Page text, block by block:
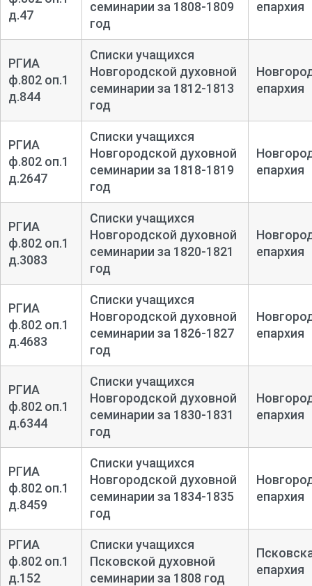
д.47
семинарии за 1808-1809
год
епархия
РГИА
ф.802 оп.1
д.844
Списки учащихся
Новгородской духовной
семинарии за 1812-1813
год
епархия
РГИА
ф.802 оп.1
д.2647
Списки учащихся
Новгородской духовной
семинарии за 1818-1819
год
епархия
РГИА
ф.802 оп.1
д.3083
Списки учащихся
Новгородской духовной
семинарии за 1820-1821
год
епархия
РГИА
ф.802 оп.1
д.4683
Списки учащихся
Новгородской духовной
семинарии за 1826-1827
год
епархия
РГИА
ф.802 оп.1
д.6344
Списки учащихся
Новгородской духовной
семинарии за 1830-1831
год
епархия
РГИА
ф.802 оп.1
д.8459
Списки учащихся
Новгородской духовной
семинарии за 1834-1835
год
епархия
РГИА
ф.802 оп.1
д.152
Списки учащихся
Псковской духовной
семинарии за 1808 год
епархия